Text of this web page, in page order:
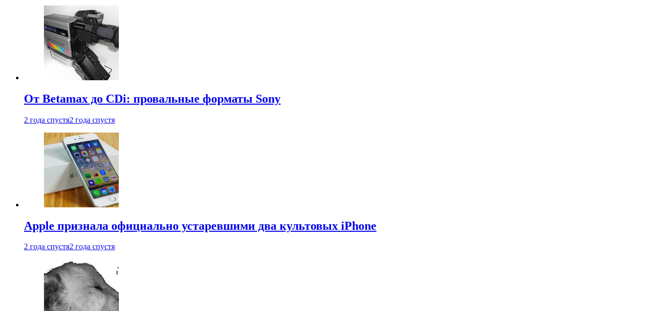
От Betamax до CDi: провальные форматы Sony
2 года спустя2 года спустя
Apple признала официально устаревшими два культовых iPhone
2 года спустя2 года спустя